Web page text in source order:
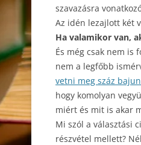
szavazásra
Az idén lezajlott két
Ha valamikor van,
És még csak nem is
nem a legfőbb
vetni meg száz
hogy komolyan
miért és mit is akar
Mi szól a választási
részvétel mellett?